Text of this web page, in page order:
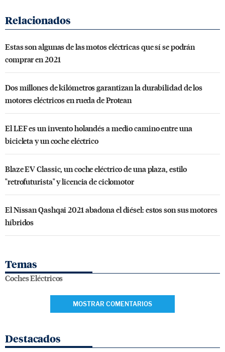
Estas son algunas de las motos eléctricas que sí se podrán
comprar en 2021
Dos millones de kilómetros garantizan la durabilidad de los
motores eléctricos en rueda de Protean
El LEF es un invento holandés a medio camino entre una
bicicleta y un coche eléctrico
Blaze EV Classic, un coche eléctrico de una plaza, estilo
"retrofuturista" y licencia de ciclomotor
El Nissan Qashqai 2021 abadona el diésel: estos son sus motores
híbridos
Temas
Coches Eléctricos
MOSTRAR COMENTARIOS
Destacados